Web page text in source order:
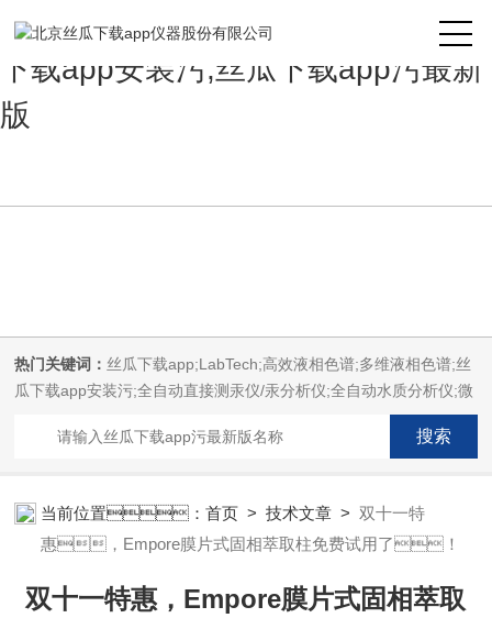
丝瓜下载app,丝瓜下载app安装,丝瓜
下载app安装污,丝瓜下载app污最新
版
热门关键词： 丝瓜下载app;LabTech;高效液相色谱;多维液相色谱;丝
瓜下载app安装污;全自动直接测汞仪/汞分析仪;全自动水质分析仪;微
波消解萃取系统;微波合成系统;微波灰化磺化系统;全自动固相萃取系
统;Dryvap全自动溶剂蒸发系统;激光固体烧蚀进样系统;循环水冷却
（LIMS;超净丝瓜下载app安装设计与工程;通风柜;化学安全
柜;AAICPICP-MSUV-VISHPLC耗材和配件
当前位置：首页 >技术文章 > 双十一特
惠，Empore膜片式固相萃取柱免费试用了！
双十一特惠，Empore膜片式固相萃取